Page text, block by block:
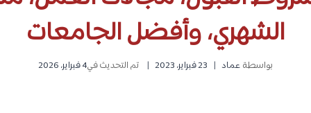
الشهري، وأفضل الجامعات
بواسطة عماد 23 فبراير، 2023 تم التحديث في4 فبراير، 2026